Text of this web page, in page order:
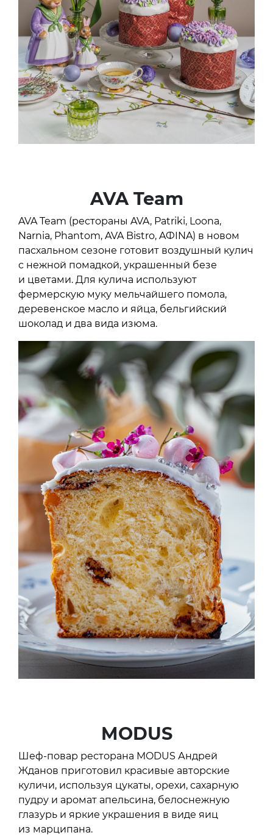
AVA Team
AVA Team (рестораны AVA, Patriki, Loona,
Narnia, Phantom, AVA Bistro, AФINA) в новом
пасхальном сезоне готовит воздушный кулич
с нежной помадкой, украшенный безе
и цветами. Для кулича используют
фермерскую муку мельчайшего помола,
деревенское масло и яйца, бельгийский
шоколад и два вида изюма.
MODUS
Шеф-повар ресторана MODUS Андрей
Жданов приготовил красивые авторские
куличи, используя цукаты, орехи, сахарную
пудру и аромат апельсина, белоснежную
глазурь и яркие украшения в виде яиц
из марципана.